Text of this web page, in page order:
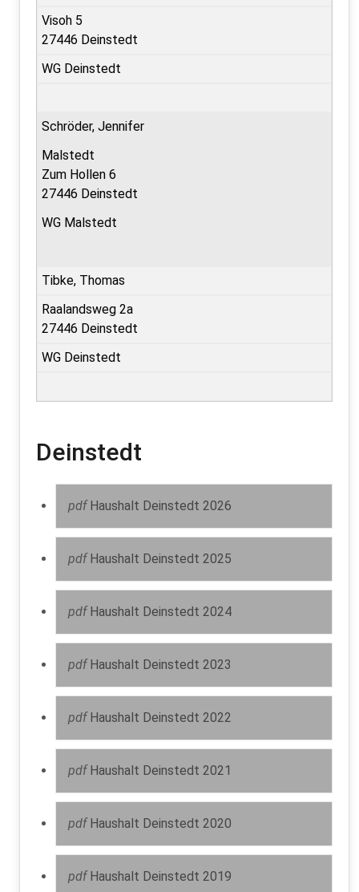
Visoh 5
27446 Deinstedt
WG Deinstedt
Schröder, Jennifer
Malstedt
Zum Hollen 6
27446 Deinstedt
WG Malstedt
Tibke, Thomas
Raalandsweg 2a
27446 Deinstedt
WG Deinstedt
Deinstedt
pdf Haushalt Deinstedt 2026
pdf Haushalt Deinstedt 2025
pdf Haushalt Deinstedt 2024
pdf Haushalt Deinstedt 2023
pdf Haushalt Deinstedt 2022
pdf Haushalt Deinstedt 2021
pdf Haushalt Deinstedt 2020
pdf Haushalt Deinstedt 2019